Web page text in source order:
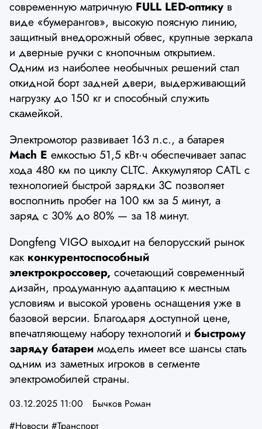
современную матричную FULL LED-оптику в
виде «бумерангов», высокую поясную линию,
защитный внедорожный обвес, крупные зеркала
и дверные ручки с кнопочным открытием.
Одним из наиболее необычных решений стал
откидной борт задней двери, выдерживающий
нагрузку до 150 кг и способный служить
скамейкой.
Электромотор развивает 163 л.с., а батарея
Mach E емкостью 51,5 кВт·ч обеспечивает запас
хода 480 км по циклу CLTC. Аккумулятор CATL с
технологией быстрой зарядки 3C позволяет
восполнить пробег на 100 км за 5 минут, а
заряд с 30% до 80% — за 18 минут.
Dongfeng VIGO выходит на белорусский рынок
как конкурентоспособный
электрокроссовер, сочетающий современный
дизайн, продуманную адаптацию к местным
условиям и высокой уровень оснащения уже в
базовой версии. Благодаря доступной цене,
впечатляющему набору технологий и быстрому
заряду батареи модель имеет все шансы стать
одним из заметных игроков в сегменте
электромобилей страны.
03.12.2025 11:00
Бычков Роман
#Новости #Транспорт